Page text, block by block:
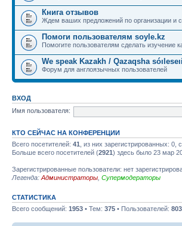
Книга отзывов
Ждем ваших предложений по организации и
Помоги пользователям soyle.kz
Помогите пользователям сделать изучение
We speak Kazakh / Qazaqsha
Форум для англоязычных пользователей
ВХОД
Имя пользователя:
КТО СЕЙЧАС НА КОНФЕРЕНЦИИ
Всего посетителей: 41 , из них зарегистрированных:
Больше всего посетителей (2921) здесь было 23 мар
Зарегистрированные пользователи: нет
Легенда: Администраторы Супермодераторы
СТАТИСТИКА
Всего сообщений: 1953 • Тем: 375 • Пользователей: